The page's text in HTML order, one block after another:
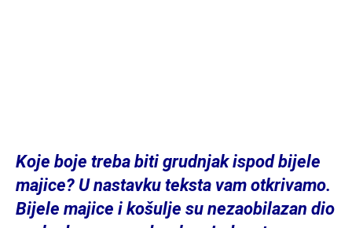
Koje boje treba biti grudnjak ispod bijele
majice? U nastavku teksta vam otkrivamo.
Bijele majice i košulje su nezaobilazan dio